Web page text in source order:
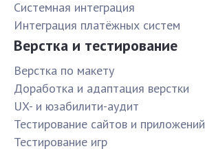
Системная интеграция
Интеграция платёжных систем
Верстка и тестирование
Верстка по макету
Доработка и адаптация верстки
UX- и юзабилити-аудит
Тестирование сайтов и приложений
Тестирование игр